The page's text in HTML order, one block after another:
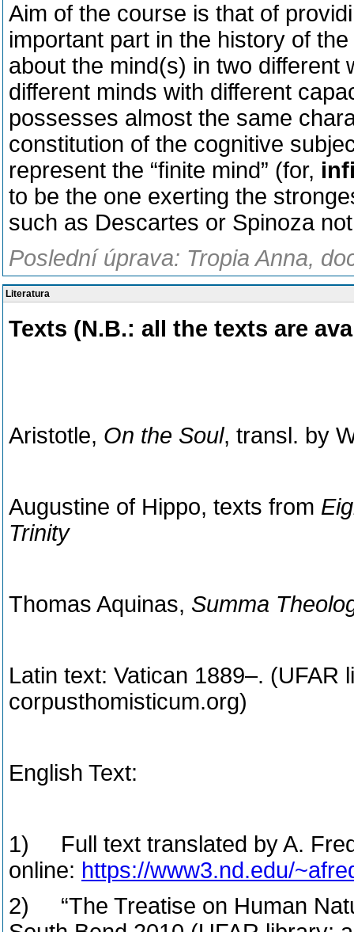
Aim of the course is that of
important part in the history of
about the mind(s) in two different
different minds with different
possesses almost the same
constitution of the cognitive
represent the “finite mind” (for,
to be the one exerting the
such as Descartes or Spinoza
Poslední úprava: Tropia Anna,
Literatura
Texts (N.B.: all the texts are
Aristotle, On the Soul, transl. by
Augustine of Hippo, texts from
Trinity
Thomas Aquinas, Summa
Latin text: Vatican 1889–. (UFAR
corpusthomisticum.org)
English Text:
1) Full text translated by A.
online: https://www3.nd.edu/
2) “The Treatise on Human